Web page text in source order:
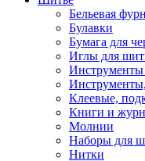
Бельевая
Булавки
Бумага для
Иглы для
Инструменты
Клеевые,
Книги и
Молнии
Наборы для
Нитки